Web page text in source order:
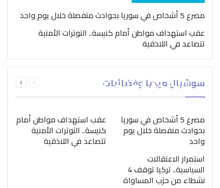
مصرع 5 أشخاص في سوريا بحوادث منفصلة خلال يوم واحد
عقب استهداف مواطن أمام كنيسة.. التوترات الأمنية
تتصاعد في اللاذقية
سوشيال ميديا وفضائيات الصفحةالصفحة
بمناسبة اليوم الدولي..
“الصحة العالمية” تؤكد
ضرورة اتباع نهج متكامل
لمواجهة إدمان المخدرات
مصرع 5 أشخاص في سوريا
بحوادث منفصلة خلال يوم
واحد
عقب استهداف مواطن أمام
كنيسة.. التوترات الأمنية
تتصاعد في اللاذقية
استمرار الاعتقالات
السياسية.. تركيا توقف 4
نشطاء من حزب المساواة